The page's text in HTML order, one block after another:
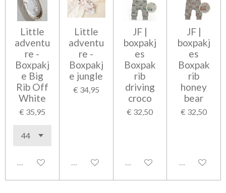
Little
adventu
re -
Boxpakj
e Big
Rib Off
White
€ 35,95
Uitgeschakeld
Little
adventu
re -
Boxpakj
e jungle
€ 34,95
Uitgeschakeld
JF |
boxpakj
es
Boxpak
rib
driving
croco
€ 32,50
Uitgeschakeld
JF |
boxpakj
es
Boxpak
rib
honey
bear
€ 32,50